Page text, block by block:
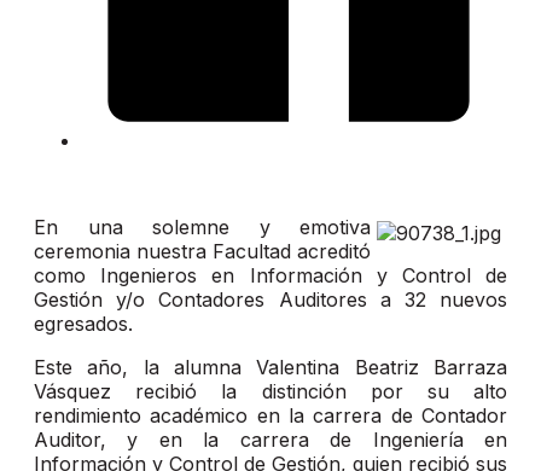
En una solemne y emotiva
ceremonia nuestra Facultad acreditó
como Ingenieros en Información y Control de
Gestión y/o Contadores Auditores a 32 nuevos
egresados.
Este año, la alumna Valentina Beatriz Barraza
Vásquez recibió la distinción por su alto
rendimiento académico en la carrera de Contador
Auditor, y en la carrera de Ingeniería en
Información y Control de Gestión, quien recibió sus